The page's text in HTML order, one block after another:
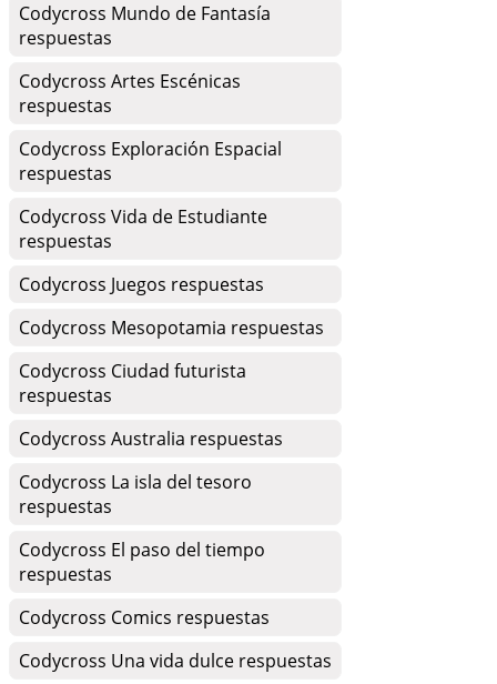
Codycross Mundo de Fantasía
respuestas
Codycross Artes Escénicas
respuestas
Codycross Exploración Espacial
respuestas
Codycross Vida de Estudiante
respuestas
Codycross Juegos respuestas
Codycross Mesopotamia respuestas
Codycross Ciudad futurista
respuestas
Codycross Australia respuestas
Codycross La isla del tesoro
respuestas
Codycross El paso del tiempo
respuestas
Codycross Comics respuestas
Codycross Una vida dulce respuestas